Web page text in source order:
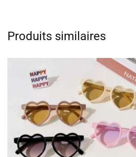
Produits similaires